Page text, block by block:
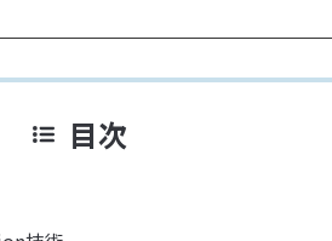
目次